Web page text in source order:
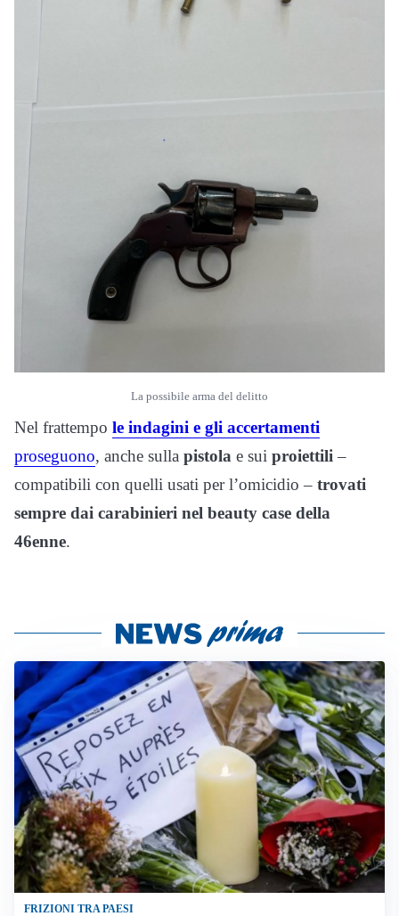
La possibile arma del delitto
Nel frattempo le indagini e gli accertamenti
proseguono, anche sulla pistola e sui proiettili–
compatibili con quelli usati per l’omicidio – trovati
sempre dai carabinieri nel beauty case della
46enne.
FRIZIONI TRA PAESI